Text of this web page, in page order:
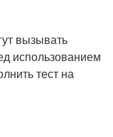
вызывать
использованием
тест на